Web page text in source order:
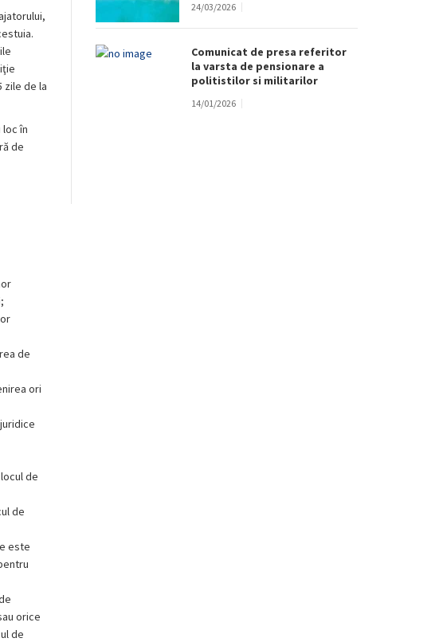
de la
în
de
de
ori
de
de
este
orice
de
24/03/2026
Comunicat de presa referitor
la varsta de pensionare a
politistilor si militarilor
14/01/2026